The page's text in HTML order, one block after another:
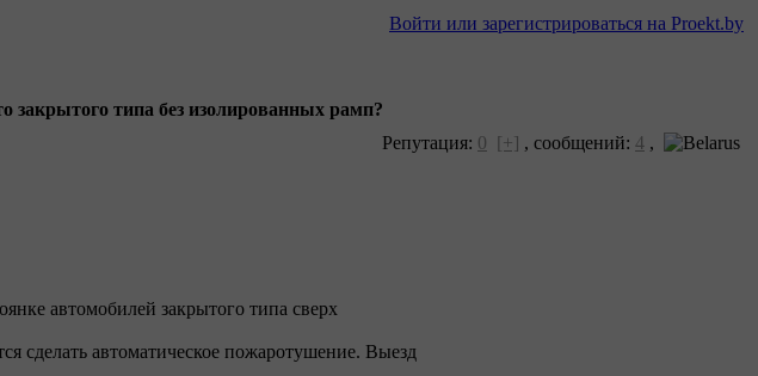
Войти или зарегистрироваться на Proekt.by
закрытого типа без изолированных рамп?
Репутация: 0 [+] , сообщений: 4 ,
автомобилей закрытого типа сверх
сделать автоматическое пожаротушение. Выезд